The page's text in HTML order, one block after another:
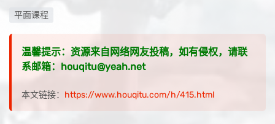
平面课程
温馨提示：资源来自网络网友投稿，如有侵权，请联
系邮箱：houqitu@yeah.net
本文链接： https://www.houqitu.com/h/415.html